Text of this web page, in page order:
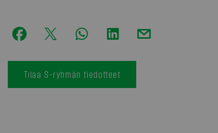
Tilaa S-ryhmän tiedotteet